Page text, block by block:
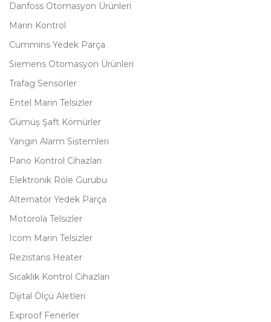
Danfoss Otomasyon Ürünleri
Marin Kontrol
Cummins Yedek Parça
Siemens Otomasyon Ürünleri
Trafag Sensörler
Entel Marin Telsizler
Gümüş Şaft Kömürler
Yangın Alarm Sistemleri
Pano Kontrol Cihazları
Elektronik Röle Gurubu
Alternatör Yedek Parça
Motorola Telsizler
Icom Marin Telsizler
Rezistans Heater
Sıcaklık Kontrol Cihazları
Dijital Ölçü Aletleri
Exproof Fenerler